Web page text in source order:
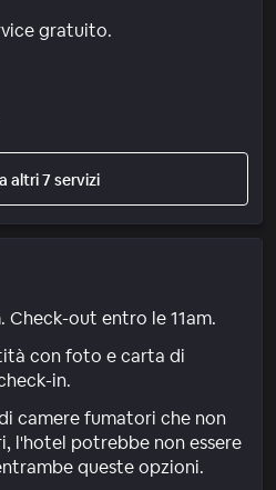
gratuito.
altri 7 servizi
Check-out entro le 11am.
con foto e carta di
in.
camere fumatori che non
l'hotel potrebbe non essere
queste opzioni.